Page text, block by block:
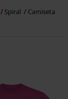
Spiral
Camiseta